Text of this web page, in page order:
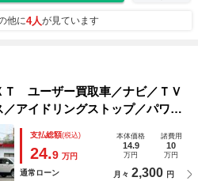
他に4人が見ています
ユーザー買取車／ナビ／ＴＶ
アイドリングストップ／パワー
エアバッグ／助手席エアバッグ
支払総額(税込)
24.9 万円
本体価格
14.9
万円
諸費用
10
万円
通常ローン 月々 2,300 円